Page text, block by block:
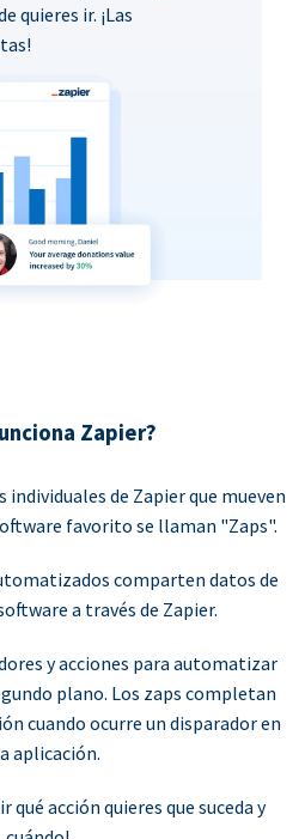
quieres ir. ¡Las
Zapier?
de Zapier que mueven
favorito se llaman "Zaps".
comparten datos de
a través de Zapier.
y acciones para automatizar
plano. Los zaps completan
cuando ocurre un disparador en
aplicación.
qué acción quieres que suceda y